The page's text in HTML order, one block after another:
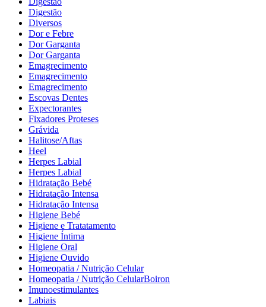
Digestão
Diversos
Dor e Febre
Dor Garganta
Dor Garganta
Emagrecimento
Emagrecimento
Emagrecimento
Escovas Dentes
Expectorantes
Fixadores Proteses
Grávida
Halitose/Aftas
Heel
Herpes Labial
Herpes Labial
Hidratação Bebé
Hidratação Intensa
Hidratação Intensa
Higiene Bebé
Higiene e Tratatamento
Higiene Íntima
Higiene Oral
Higiene Ouvido
Homeopatia / Nutrição Celular
Homeopatia / Nutrição CelularBoiron
Imunoestimulantes
Labiais